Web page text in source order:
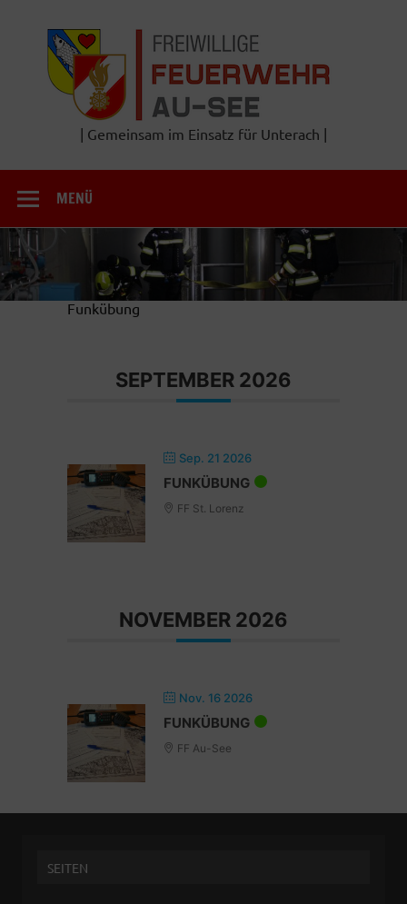
springen
| Gemeinsam im Einsatz für Unterach |
MENÜ
Funkübung
SEPTEMBER 2026
Sep. 21 2026
FUNKÜBUNG
FF St. Lorenz
NOVEMBER 2026
Nov. 16 2026
FUNKÜBUNG
FF Au-See
SEITEN